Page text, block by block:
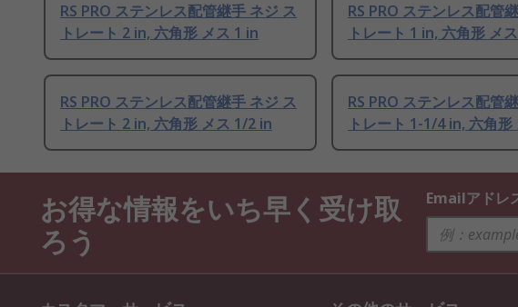
RS PRO ステンレス配管継手 ネジ ス
トレート 2 in, 六角形 メス 1 in
RS PRO ステンレス配管
トレート 1 in, 六角形 メ
RS PRO ステンレス配管継手 ネジ ス
トレート 2 in, 六角形 メス 1/2 in
RS PRO ステンレス配管
トレート 1-1/4 in, 六角形
お得な情報をいち早く受け取
ろう
Emailアドレ